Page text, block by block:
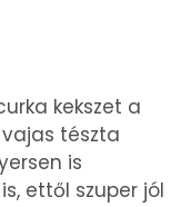
kekszet a
tészta
is
ettől szuper jól